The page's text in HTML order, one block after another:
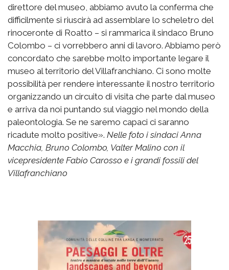
direttore del museo, abbiamo avuto la conferma che
difficilmente si riuscirà ad assemblare lo scheletro del
rinoceronte di Roatto – si rammarica il sindaco Bruno
Colombo – ci vorrebbero anni di lavoro. Abbiamo però
concordato che sarebbe molto importante legare il
museo al territorio del Villafranchiano. Ci sono molte
possibilità per rendere interessante il nostro territorio
organizzando un circuito di visita che parte dal museo
e arriva da noi puntando sul viaggio nel mondo della
paleontologia. Se ne saremo capaci ci saranno
ricadute molto positive». Nelle foto i sindaci Anna
Macchia, Bruno Colombo, Valter Malino con il
vicepresidente Fabio Carosso e i grandi fossili del
Villafranchiano